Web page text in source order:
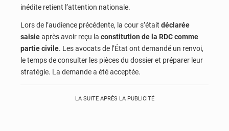
inédite retient l’attention nationale.
Lors de l’audience précédente, la cour s’était déclarée
saisieaprès avoir reçu la constitution de la RDC comme
partie civile. Les avocats de l’État ont demandé un renvoi,
le temps de consulter les pièces du dossier et préparer leur
stratégie. La demande a été acceptée.
LA SUITE APRÈS LA PUBLICITÉ